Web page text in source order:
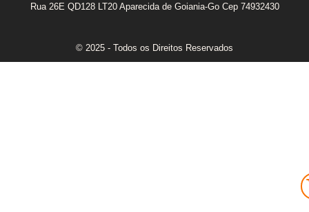
Rua 26E QD128 LT20 Aparecida de Goiania-Go Cep 74932430
© 2025 - Todos os Direitos Reservados